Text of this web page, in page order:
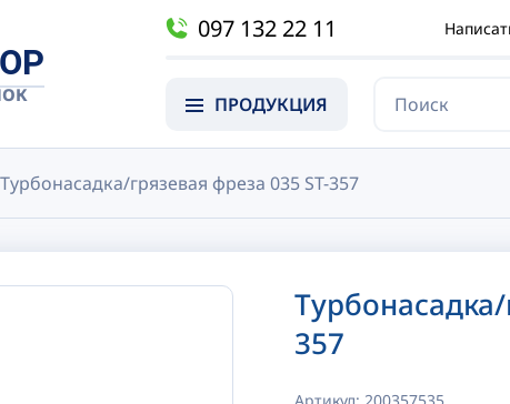
097 132 22 11
ПРОДУКЦИЯ
Турбонасадка/грязевая фреза 035 ST-357
357